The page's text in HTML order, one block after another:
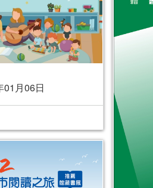
01月06日